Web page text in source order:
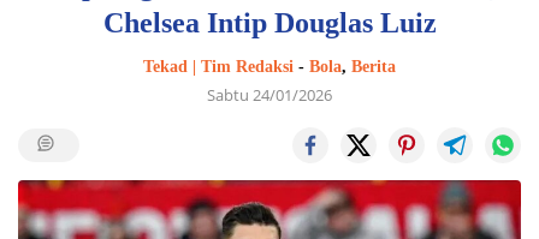
Chelsea Intip Douglas Luiz
Tekad | Tim Redaksi - Bola, Berita
Sabtu 24/01/2026